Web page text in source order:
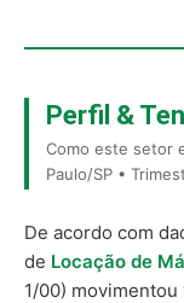
Perfil &
Como este setor
Paulo/SP •
De acordo com
de Locação de
1/00) movimentou